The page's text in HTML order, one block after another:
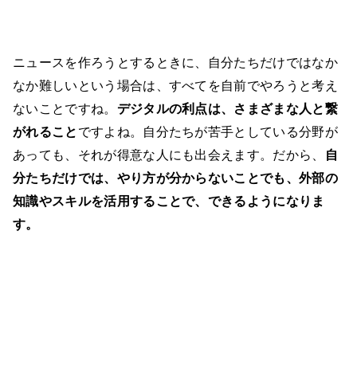
ニュースを作ろうとするときに、自分たちだけではなか
なか難しいという場合は、すべてを自前でやろうと考え
ないことですね。 デジタルの利点は、さまざまな人と繋
がれること ですよね。自分たちが苦手としている分野が
あっても、それが得意な人にも出会えます。だから、
自
分たちだけでは、やり方が分からないことでも、外部の
知識やスキルを活用することで、できるようになりま
す。